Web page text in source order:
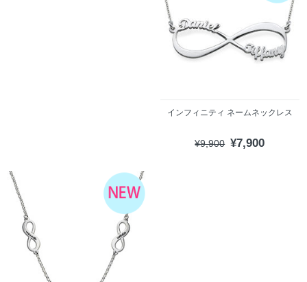
インフィニティ ネームネックレス
¥9,900 ¥7,900